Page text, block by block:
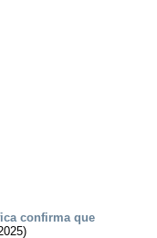
confirma que